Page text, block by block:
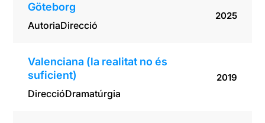
Göteborg
AutoriaDirecció
2025
Valenciana (la realitat no és
suficient)
DireccióDramatúrgia
2019